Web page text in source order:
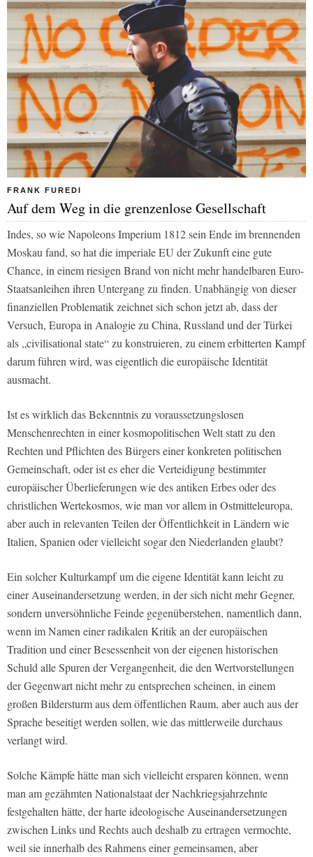
FRANK FUREDI
Auf dem Weg in die grenzenlose Gesellschaft
Indes, so wie Napoleons Imperium 1812 sein Ende im brennenden
Moskau fand, so hat die imperiale EU der Zukunft eine gute
Chance, in einem riesigen Brand von nicht mehr handelbaren Euro-
Staatsanleihen ihren Untergang zu finden. Unabhängig von dieser
finanziellen Problematik zeichnet sich schon jetzt ab, dass der
Versuch, Europa in Analogie zu China, Russland und der Türkei
als „civilisational state“ zu konstruieren, zu einem erbitterten Kampf
darum führen wird, was eigentlich die europäische Identität
ausmacht.
Ist es wirklich das Bekenntnis zu voraussetzungslosen
Menschenrechten in einer kosmopolitischen Welt statt zu den
Rechten und Pflichten des Bürgers einer konkreten politischen
Gemeinschaft, oder ist es eher die Verteidigung bestimmter
europäischer Überlieferungen wie des antiken Erbes oder des
christlichen Wertekosmos, wie man vor allem in Ostmitteleuropa,
aber auch in relevanten Teilen der Öffentlichkeit in Ländern wie
Italien, Spanien oder vielleicht sogar den Niederlanden glaubt?
Ein solcher Kulturkampf um die eigene Identität kann leicht zu
einer Auseinandersetzung werden, in der sich nicht mehr Gegner,
sondern unversöhnliche Feinde gegenüberstehen, namentlich dann,
wenn im Namen einer radikalen Kritik an der europäischen
Tradition und einer Besessenheit von der eigenen historischen
Schuld alle Spuren der Vergangenheit, die den Wertvorstellungen
der Gegenwart nicht mehr zu entsprechen scheinen, in einem
großen Bildersturm aus dem öffentlichen Raum, aber auch aus der
Sprache beseitigt werden sollen, wie das mittlerweile durchaus
verlangt wird.
Solche Kämpfe hätte man sich vielleicht ersparen können, wenn
man am gezähmten Nationalstaat der Nachkriegsjahrzehnte
festgehalten hätte, der harte ideologische Auseinandersetzungen
zwischen Links und Rechts auch deshalb zu ertragen vermochte,
weil sie innerhalb des Rahmens einer gemeinsamen, aber